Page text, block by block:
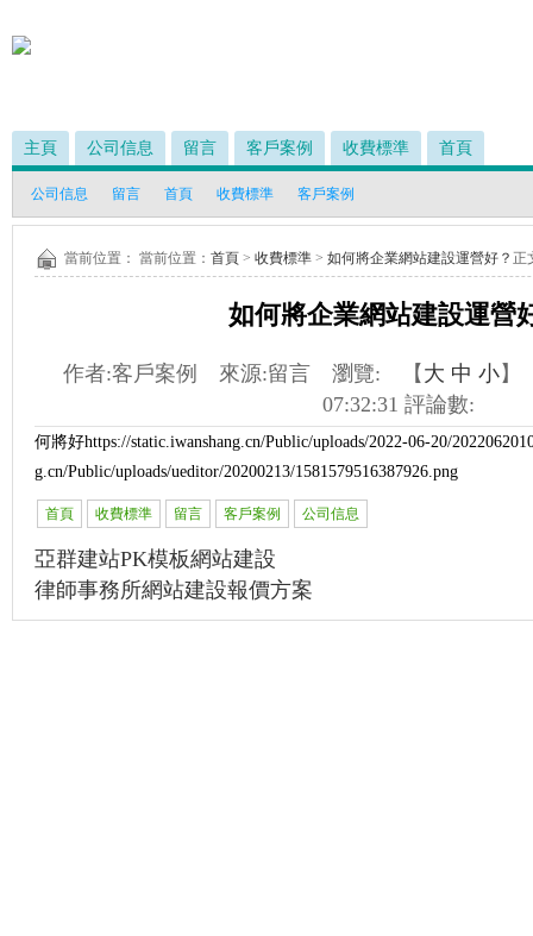
主頁 公司信息 留言 客戶案例 收費標準 首頁
公司信息 留言 首頁 收費標準 客戶案例
當前位置： 當前位置： 首頁 > 收費標準 > 如何將企業網站建設運營好？ 正
如何將企業網站建設運營
作者:客戶案例 來源:留言 瀏覽: 【 大 中 小】
07:32:31 評論數:
何將好https://static.iwanshang.cn/Public/uploads/2022-06-20/
g.cn/Public/uploads/ueditor/20200213/1581579516387926.png
首頁 收費標準 留言 客戶案例 公司信息
亞群建站PK模板網站建設
律師事務所網站建設報價方案